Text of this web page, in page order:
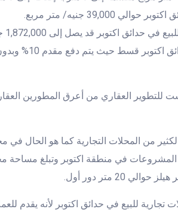
جنيه/ متر مربع.
اكتوبر قد يصل إلى 1,872,000 جنيه.
فهو من محلات
للتطوير العقاري من أعرق المطورين
من المحلات التجارية كما هو الحال
المشروعات في منطقة اكتوبر وتبلغ مساحة
20 متر دور أول.
للبيع في حدائق اكتوبر لأنه يقدم